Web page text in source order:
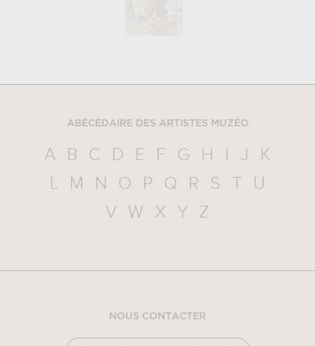
ABÉCÉDAIRE DES ARTISTES MUZÉO
A B C D E F G H I J
K
L
M N O P Q R S T
U
V
W X Y Z
NOUS CONTACTER